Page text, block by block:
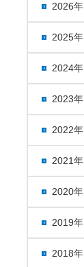
2026年
2025年
2024年
2023年
2022年
2021年
2020年
2019年
2018年